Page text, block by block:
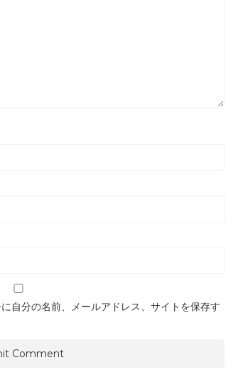
自分の名前、メールアドレス、サイトを保存す